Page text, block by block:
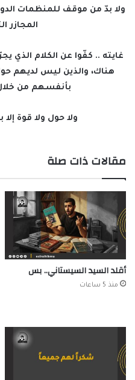
ولا بدّ من موقف للمنظمات
المجازر
غايته .. كفّوا عن الكلام الذي
هناك، والذين ليس لديهم
بأنفسهم من
ولا حول ولا قوة
مقالات ذات صلة
أقلد السيد السيستاني.. بس
منذ 5 ساعات